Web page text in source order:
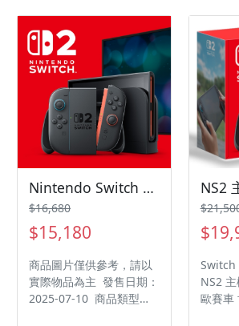
Nintendo Switch 2 主機（NS2）精美配套組 (周邊全配)
$16,680
$15,180
商品圖片僅供參考，請以
實際物品為主 發售日期：
2025-07-10 商品類型：
Switch
NS2
歐賽車